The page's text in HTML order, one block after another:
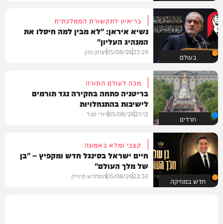
בעולם
בריאיון לתקשורת הממלכתית
נשיא איראן: "לא מבין למה חיסלו את
המנהיג העליון"
23:29
05/08/26יצחק כהן
חרדים
מכה לעולם התורה
בריטניה פתחה בחקירה נגד תורמים
לישיבות בהתנחלויות
21:12
05/08/26דודי סגל
חדש במוזיקה
קצבי ומלא באמונה
חיים ישראל בסינגל חדש ומקפיץ – "בן
של מלך העולם"
22:30
05/08/26המחדש מיוזיק